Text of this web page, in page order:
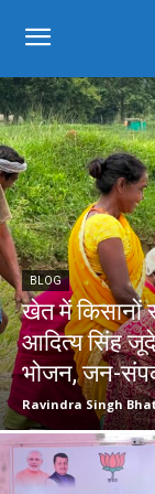
BLOG
खेत में किसानों
आदित्य सिंह
भोजन, जन-
Ravindra Singh